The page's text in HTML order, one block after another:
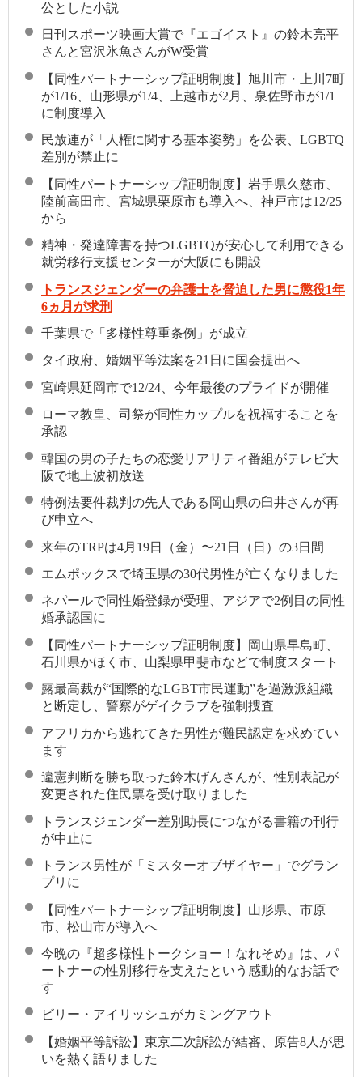
公とした小説
日刊スポーツ映画大賞で『エゴイスト』の鈴木亮平
さんと宮沢氷魚さんがW受賞
【同性パートナーシップ証明制度】旭川市・上川7町
が1/16、山形県が1/4、上越市が2月、泉佐野市が1/1
に制度導入
民放連が「人権に関する基本姿勢」を公表、LGBTQ
差別が禁止に
【同性パートナーシップ証明制度】岩手県久慈市、
陸前高田市、宮城県栗原市も導入へ、神戸市は12/25
から
精神・発達障害を持つLGBTQが安心して利用できる
就労移行支援センターが大阪にも開設
トランスジェンダーの弁護士を脅迫した男に懲役1年
6ヵ月が求刑
千葉県で「多様性尊重条例」が成立
タイ政府、婚姻平等法案を21日に国会提出へ
宮崎県延岡市で12/24、今年最後のプライドが開催
ローマ教皇、司祭が同性カップルを祝福することを
承認
韓国の男の子たちの恋愛リアリティ番組がテレビ大
阪で地上波初放送
特例法要件裁判の先人である岡山県の臼井さんが再
び申立へ
来年のTRPは4月19日（金）〜21日（日）の3日間
エムポックスで埼玉県の30代男性が亡くなりました
ネパールで同性婚登録が受理、アジアで2例目の同性
婚承認国に
【同性パートナーシップ証明制度】岡山県早島町、
石川県かほく市、山梨県甲斐市などで制度スタート
露最高裁が“国際的なLGBT市民運動”を過激派組織
と断定し、警察がゲイクラブを強制捜査
アフリカから逃れてきた男性が難民認定を求めてい
ます
違憲判断を勝ち取った鈴木げんさんが、性別表記が
変更された住民票を受け取りました
トランスジェンダー差別助長につながる書籍の刊行
が中止に
トランス男性が「ミスターオブザイヤー」でグラン
プリに
【同性パートナーシップ証明制度】山形県、市原
市、松山市が導入へ
今晩の『超多様性トークショー！なれそめ』は、パ
ートナーの性別移行を支えたという感動的なお話で
す
ビリー・アイリッシュがカミングアウト
【婚姻平等訴訟】東京二次訴訟が結審、原告8人が思
いを熱く語りました